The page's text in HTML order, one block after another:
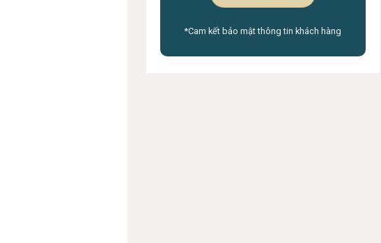
*Cam kết bảo mật thông tin khách hàng